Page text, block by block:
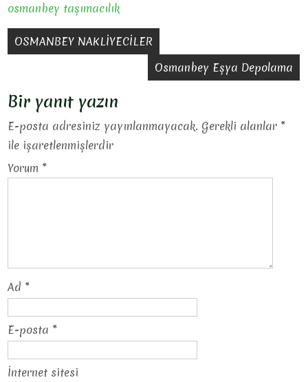
osmanbey taşımacılık
Yazı
OSMANBEY NAKLİYECİLER
Osmanbey Eşya Depolama
Bir yanıt yazın
E-posta adresiniz yayınlanmayacak. Gerekli alanlar *
ile işaretlenmişlerdir
Yorum *
Ad *
E-posta *
İnternet sitesi